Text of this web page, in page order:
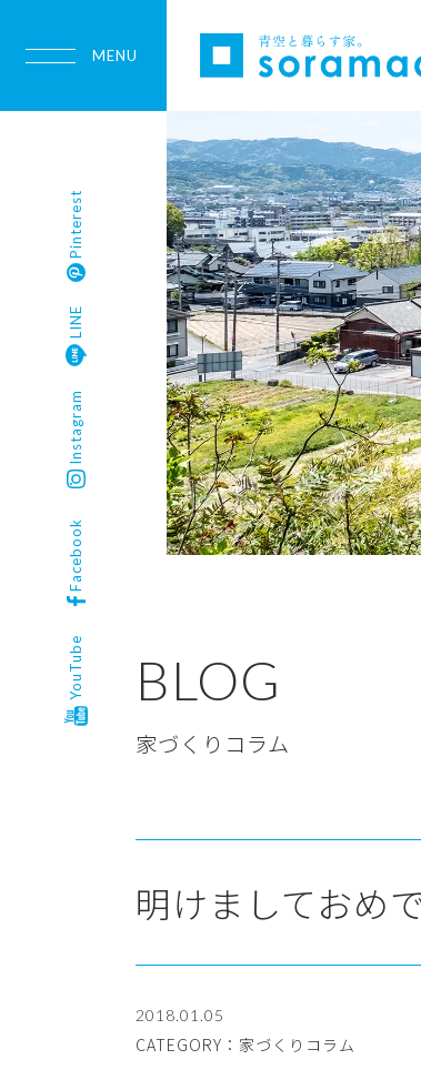
YouTube
Facebook
Instagram
LINE
Pinterest
BLOG
家づくりコラム
明けましておめ
2018.01.05
CATEGORY：家づくりコラム